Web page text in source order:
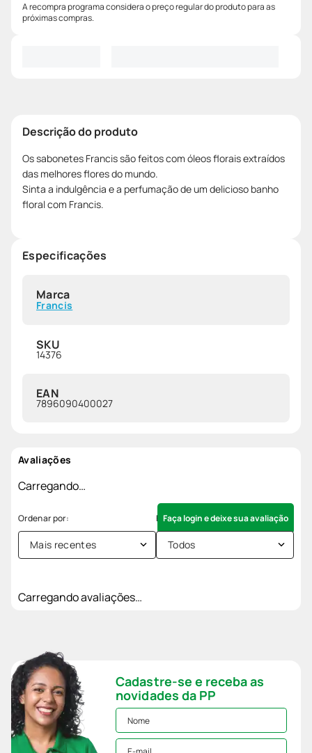
A recompra programa considera o preço regular do produto para as
próximas compras.
Descrição do produto
Os sabonetes Francis são feitos com óleos florais extraídos
das melhores flores do mundo.
Sinta a indulgência e a perfumação de um delicioso banho
floral com Francis.
Especificações
Marca
Francis
SKU
14376
EAN
7896090400027
Avaliações
Carregando…
Faça login e deixe sua avaliação
Mais recentes Todos
Carregando avaliações…
Cadastre-se e receba as
novidades da PP